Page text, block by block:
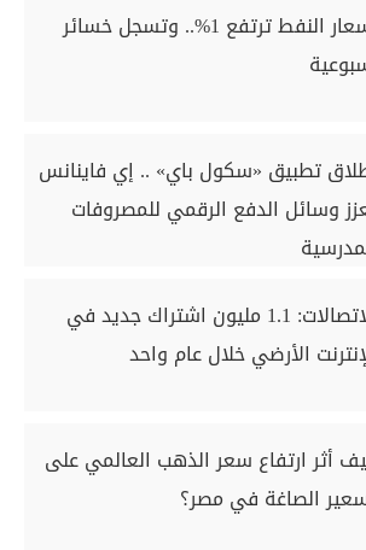
أسعار النفط ترتفع 1%.. وتسجل خسائر
تطبيق «سكول باي» .. إي فاينانس
وسائل الدفع الرقمي للمصروفات
الاتصالات: 1.1 مليون اشتراك جديد في
الأرضي خلال عام واحد
أثر ارتفاع سعر الذهب العالمي على
الصاغة في مصر؟